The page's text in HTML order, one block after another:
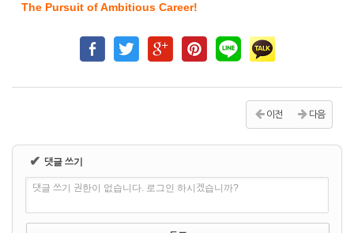
The Pursuit of Ambitious Career!
이전 다음
✔ 댓글 쓰기
댓글 쓰기 권한이 없습니다. 로그인 하시겠습니까?